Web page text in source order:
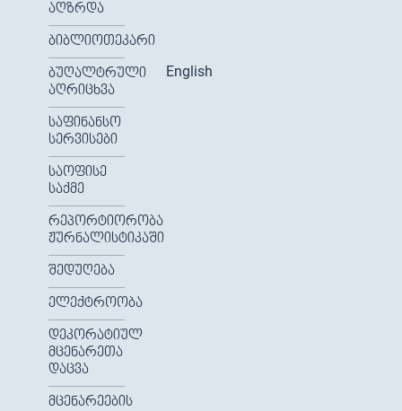
ᲐᲦᲖᲠᲓᲐ
ᲑᲘᲑᲚᲘᲝᲗᲔᲙᲐᲠᲘ
ᲑᲣᲦᲐᲚᲢᲠᲣᲚᲘ
ᲐᲦᲠᲘᲪᲮᲕᲐ
ᲡᲐᲤᲘᲜᲐᲜᲡᲝ
ᲡᲔᲠᲕᲘᲡᲔᲑᲘ
ᲡᲐᲝᲤᲘᲡᲔ
ᲡᲐᲥᲛᲔ
ᲠᲔᲞᲝᲠᲢᲘᲝᲠᲝᲑᲐ
ᲟᲣᲠᲜᲐᲚᲘᲡᲢᲘᲙᲐᲨᲘ
ᲨᲔᲓᲣᲦᲔᲑᲐ
ᲔᲚᲔᲥᲢᲠᲝᲝᲑᲐ
ᲓᲔᲙᲝᲠᲐᲢᲘᲣᲚ
ᲛᲪᲔᲜᲐᲠᲔᲗᲐ
ᲓᲐᲪᲕᲐ
ᲛᲪᲔᲜᲐᲠᲔᲔᲑᲘᲡ
English